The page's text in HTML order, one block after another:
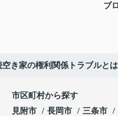
ブ
空き家の権利関係トラブルと
市区町村から探す
見附市
長岡市 三条市